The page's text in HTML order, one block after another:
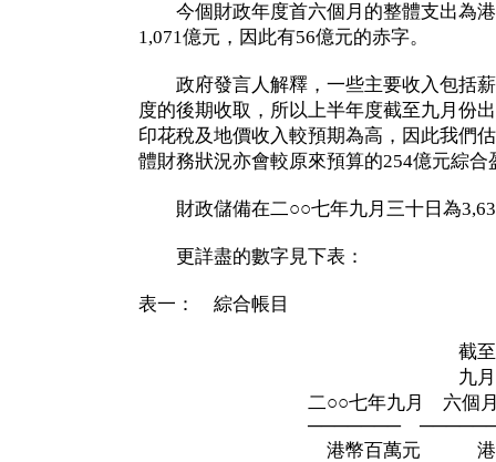
今個財政年度首六個月的整體支出為港
1,071億元，因此有56億元的赤字。
政府發言人解釋，一些主要收入包括薪
度的後期收取，所以上半年度截至九月份
印花稅及地價收入較預期為高，因此我們
體財務狀況亦會較原來預算的254億元綜合
財政儲備在二○○七年九月三十日為
更詳盡的數字見下表：
表一： 綜合帳目
截至二○○
九月三十
二○○七年九月 六個
───────
港幣百萬元 港幣百